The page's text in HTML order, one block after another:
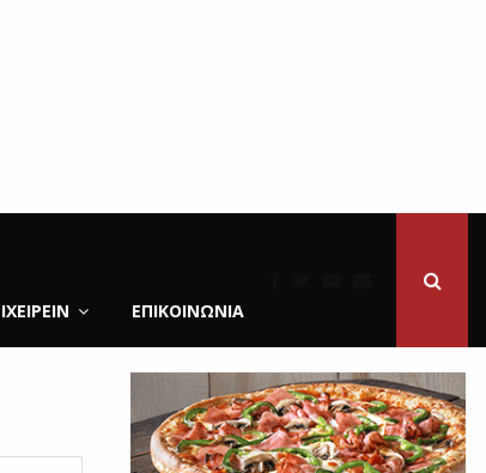
ΕΠΙΚΟΙΝΩΝΊΑ